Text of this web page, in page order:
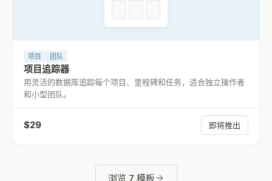
项目 团队
项目追踪器
用灵活的数据库追踪每个项目、里程碑和任务，适合独立操作者
和小型团队。
$29 即将推出
浏览 7 模板